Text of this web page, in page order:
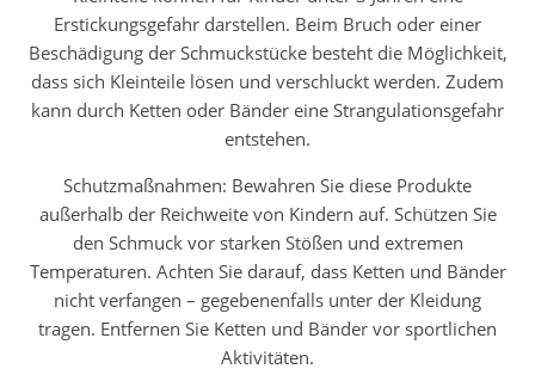
Erstickungsgefahr darstellen. Beim Bruch oder einer
Beschädigung der Schmuckstücke besteht die Möglichkeit,
dass sich Kleinteile lösen und verschluckt werden. Zudem
kann durch Ketten oder Bänder eine Strangulationsgefahr
entstehen.
Schutzmaßnahmen: Bewahren Sie diese Produkte
außerhalb der Reichweite von Kindern auf. Schützen Sie
den Schmuck vor starken Stößen und extremen
Temperaturen. Achten Sie darauf, dass Ketten und Bänder
nicht verfangen – gegebenenfalls unter der Kleidung
tragen. Entfernen Sie Ketten und Bänder vor sportlichen
Aktivitäten.